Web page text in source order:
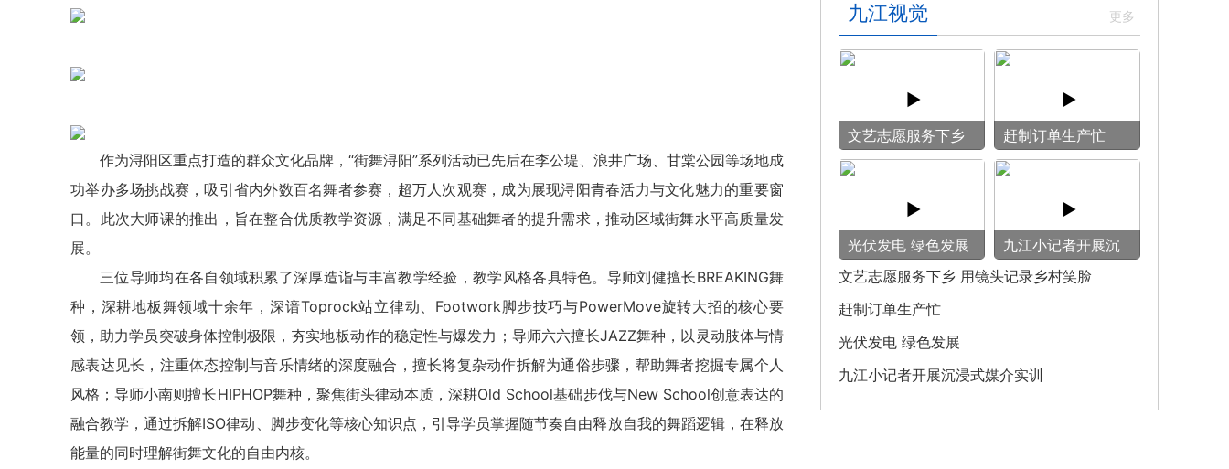
作为浔阳区重点打造的群众文化品牌，“街舞浔阳”系列活动已先后在李公堤、浪井广场、甘棠公园等场地成
功举办多场挑战赛，吸引省内外数百名舞者参赛，超万人次观赛，成为展现浔阳青春活力与文化魅力的重要窗
口。此次大师课的推出，旨在整合优质教学资源，满足不同基础舞者的提升需求，推动区域街舞水平高质量发
展。
三位导师均在各自领域积累了深厚造诣与丰富教学经验，教学风格各具特色。导师刘健擅长BREAKING舞
种，深耕地板舞领域十余年，深谙Toprock站立律动、Footwork脚步技巧与PowerMove旋转大招的核心要
领，助力学员突破身体控制极限，夯实地板动作的稳定性与爆发力；导师六六擅长JAZZ舞种，以灵动肢体与情
感表达见长，注重体态控制与音乐情绪的深度融合，擅长将复杂动作拆解为通俗步骤，帮助舞者挖掘专属个人
风格；导师小南则擅长HIPHOP舞种，聚焦街头律动本质，深耕Old School基础步伐与New School创意表达的
融合教学，通过拆解ISO律动、脚步变化等核心知识点，引导学员掌握随节奏自由释放自我的舞蹈逻辑，在释放
能量的同时理解街舞文化的自由内核。
九江视觉
文艺志愿服务下乡
用镜头记录乡村笑
赶制订单生产忙
光伏发电 绿色发展
九江小记者开展沉
浸式媒介实训
文艺志愿服务下乡 用镜头记录乡村笑脸
赶制订单生产忙
光伏发电 绿色发展
九江小记者开展沉浸式媒介实训